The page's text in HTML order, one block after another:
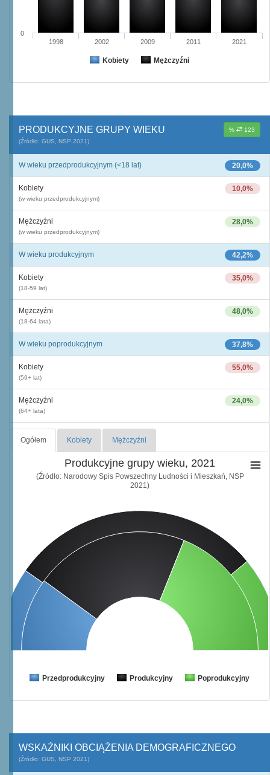
Kobiety Mężczyźni
1998 2002 2009 2011 2021
0
% 123
PRODUKCYJNE GRUPY WIEKU
(Źródło: GUS, NSP 2021)
20,0%
W wieku przedprodukcyjnym (<18 lat)
10,0%
Kobiety
(w wieku przedprodukcyjnym)
28,0%
Mężczyźni
(w wieku przedprodukcyjnym)
42,2%
W wieku produkcyjnym
35,0%
Kobiety
(18-59 lat)
48,0%
Mężczyźni
(18-64 lata)
37,8%
W wieku poprodukcyjnym
55,0%
Kobiety
(59+ lat)
24,0%
Mężczyźni
(64+ lata)
Ogółem Kobiety Mężczyźni
Produkcyjne grupy wieku, 2021
(Źródło: Narodowy Spis Powszechny Ludności i Mieszkań, NSP
2021)
Przedprodukcyjny Produkcyjny Poprodukcyjny
WSKAŹNIKI OBCIĄŻENIA DEMOGRAFICZNEGO
(Źródło: GUS, NSP 2021)